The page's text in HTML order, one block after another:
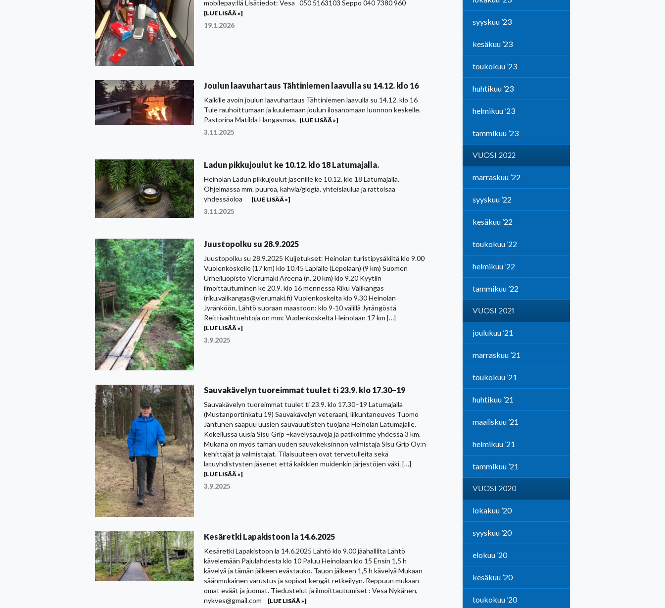
mobilepay:llä Lisätiedot: Vesa 050 5163103 Seppo 040 7380 960
[LUE LISÄÄ »]
19.1.2026
Joulun laavuhartaus Tähtiniemen laavulla su 14.12. klo 16
Kaikille avoin joulun laavuhartaus Tähtiniemen laavulla su 14.12. klo 16
Tule rauhoittumaan ja kuulemaan joulun ilosanomaan luonnon keskelle.
Pastorina Matilda Hangasmaa. [LUE LISÄÄ »]
3.11.2025
Ladun pikkujoulut ke 10.12. klo 18 Latumajalla.
Heinolan Ladun pikkujoulut jäsenille ke 10.12. klo 18 Latumajalla.
Ohjelmassa mm. puuroa, kahvia/glögiä, yhteislaulua ja rattoisaa
yhdessäoloa
[LUE LISÄÄ »]
3.11.2025
Juustopolku su 28.9.2025
Juustopolku su 28.9.2025 Kuljetukset: Heinolan turistipysäkiltä klo 9.00
Vuolenkoskelle (17 km) klo 10.45 Läpiälle (Lepolaan) (9 km) Suomen
Urheiluopisto Vierumäki Areena (n. 20 km) klo 9.20 Kyytiin
ilmoittautuminen ke 20.9. klo 16 mennessä Riku Välikangas
(riku.valikangas@vierumaki.fi) Vuolenkoskelta klo 9.30 Heinolan
Jyränköön, Lähtö suoraan maastoon: klo 9-10 välillä Jyrängöstä
Reittivaihtoehtoja on mm: Vuolenkoskelta Heinolaan 17 km […]
[LUE LISÄÄ »]
3.9.2025
Sauvakävelyn tuoreimmat tuulet ti 23.9. klo 17.30–19
Sauvakävelyn tuoreimmat tuulet ti 23.9. klo 17.30–19 Latumajalla
(Mustanportinkatu 19) Sauvakävelyn veteraani, liikuntaneuvos Tuomo
Jantunen saapuu uusien sauvauutisten tuojana Heinolan Latumajalle.
Kokeilussa uusia Sisu Grip –kävelysauvoja ja patikoimme yhdessä 3 km.
Mukana on myös tämän uuden sauvakeksinnön valmistaja Sisu Grip Oy:n
kehittäjät ja valmistajat. Tilaisuuteen ovat tervetulleita sekä
latuyhdistysten jäsenet että kaikkien muidenkin järjestöjen väki. […]
[LUE LISÄÄ »]
3.9.2025
Kesäretki Lapakistoon la 14.6.2025
Kesäretki Lapakistoon la 14.6.2025 Lähtö klo 9.00 jäähallilta Lähtö
kävelemään Pajulahdesta klo 10 Paluu Heinolaan klo 15 Ensin 1,5 h
kävelyä ja tämän jälkeen evästauko. Tauon jälkeen 1,5 h kävelyä Mukaan
säänmukainen varustus ja sopivat kengät retkeilyyn. Reppuun mukaan
omat eväät ja juomat. Tiedustelut ja ilmoittautumiset : Vesa Nykänen,
nykves@gmail.com
[LUE LISÄÄ »]
syyskuu ’23
kesäkuu ’23
toukokuu ’23
huhtikuu ’23
helmikuu ’23
tammikuu ’23
VUOSI 2022
marraskuu ’22
syyskuu ’22
kesäkuu ’22
toukokuu ’22
helmikuu ’22
tammikuu ’22
VUOSI 2021
joulukuu ’21
marraskuu ’21
toukokuu ’21
huhtikuu ’21
maaliskuu ’21
helmikuu ’21
tammikuu ’21
VUOSI 2020
lokakuu ’20
syyskuu ’20
elokuu ’20
kesäkuu ’20
toukokuu ’20